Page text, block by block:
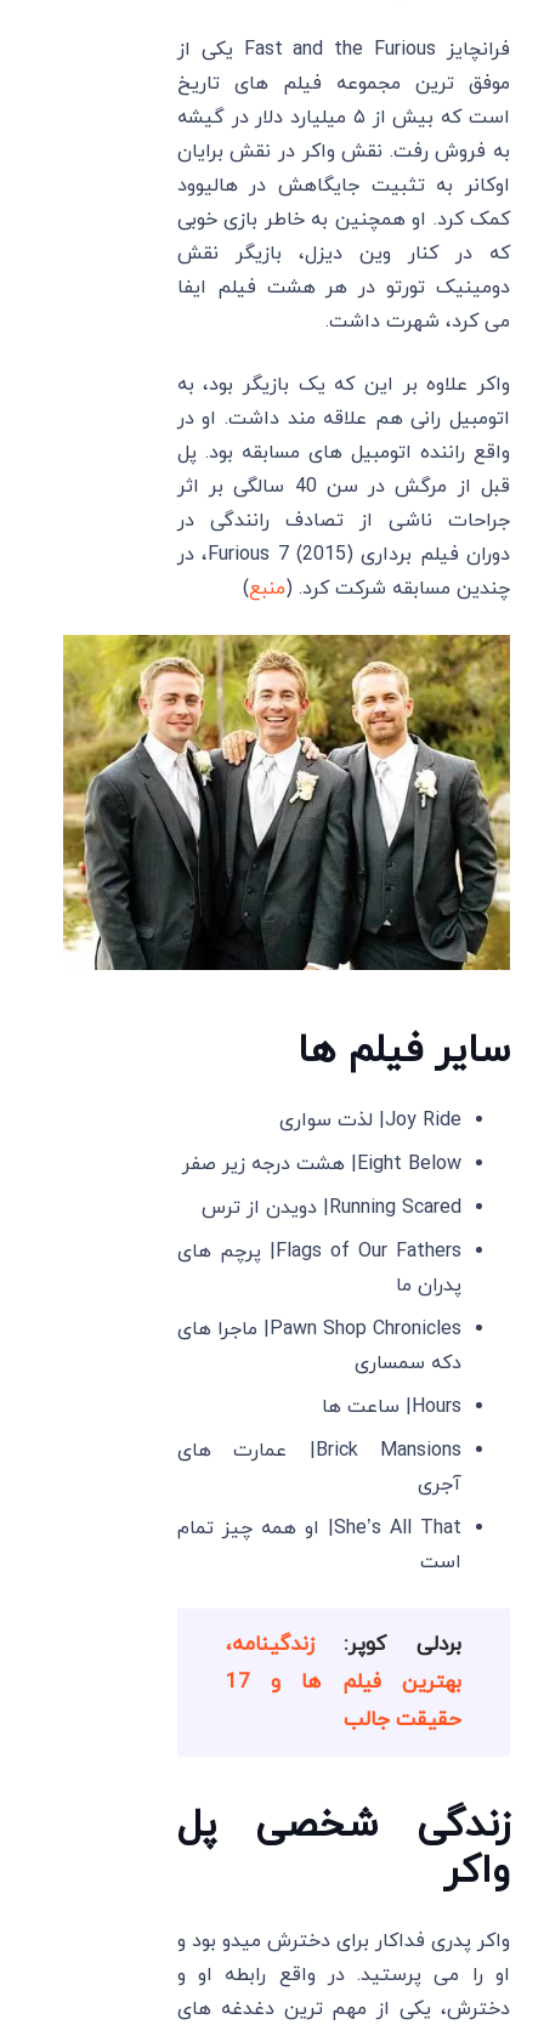
فرانچایز Fast and the Furious یکی از
موفق ‌ترین مجموعه فیلم‌ های تاریخ
است که بیش از ۵ میلیارد دلار در گیشه
به فروش رفت. نقش واکر در نقش برایان
اوکانر به تثبیت جایگاهش در هالیوود
کمک کرد. او همچنین به خاطر بازی‌ خوبی
که در کنار وین دیزل، بازیگر نقش
دومینیک تورتو در هر هشت فیلم ایفا
می‌ کرد، شهرت داشت.
واکر علاوه بر این که یک بازیگر بود، به
اتومبیل ‌رانی هم علاقه ‌مند داشت. او در
واقع راننده اتومبیل ‌های مسابقه بود. پل
قبل از مرگش در سن 40 سالگی بر اثر
جراحات ناشی از تصادف رانندگی در
دوران فیلم برداری Furious 7 (2015)، در
چندین مسابقه شرکت کرد. (منبع)
سایر فیلم ‌ها
Joy Ride| لذت سواری
Eight Below| هشت درجه زیر صفر
Running Scared| دویدن از ترس
Flags of Our Fathers| پرچم‌ های
پدران ما
Pawn Shop Chronicles| ماجرا های
دکه سمساری
Hours| ساعت ‌ها
Brick Mansions| عمارت ‌های
آجری
She’s All That| او همه چیز تمام
است
بردلی کوپر:زندگینامه،
بهترین فیلم ها و 17
حقیقت جالب
زندگی شخصی پل
واکر
واکر پدری فداکار برای دخترش میدو بود و
او را می‌ پرستید. در واقع رابطه او و
دخترش، یکی از مهم ترین دغدغه ‌های